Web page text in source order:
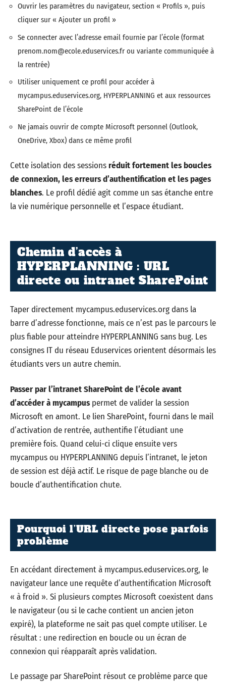
Ouvrir les paramètres du navigateur, section « Profils », puis
cliquer sur « Ajouter un profil »
Se connecter avec l’adresse email fournie par l’école (format
prenom.nom@ecole.eduservices.fr ou variante communiquée à
la rentrée)
Utiliser uniquement ce profil pour accéder à
mycampus.eduservices.org, HYPERPLANNING et aux ressources
SharePoint de l’école
Ne jamais ouvrir de compte Microsoft personnel (Outlook,
OneDrive, Xbox) dans ce même profil
Cette isolation des sessionsréduit fortement les boucles
de connexion, les erreurs d’authentification et les pages
blanches. Le profil dédié agit comme un sas étanche entre
la vie numérique personnelle et l’espace étudiant.
Chemin d’accès à
HYPERPLANNING : URL
directe ou intranet SharePoint
Taper directement mycampus.eduservices.org dans la
barre d’adresse fonctionne, mais ce n’est pas le parcours le
plus fiable pour atteindre HYPERPLANNING sans bug. Les
consignes IT du réseau Eduservices orientent désormais les
étudiants vers un autre chemin.
Passer par l’intranet SharePoint de l’école avant
d’accéder à mycampuspermet de valider la session
Microsoft en amont. Le lien SharePoint, fourni dans le mail
d’activation de rentrée, authentifie l’étudiant une
première fois. Quand celui-ci clique ensuite vers
mycampus ou HYPERPLANNING depuis l’intranet, le jeton
de session est déjà actif. Le risque de page blanche ou de
boucle d’authentification chute.
Pourquoi l’URL directe pose parfois
problème
En accédant directement à mycampus.eduservices.org, le
navigateur lance une requête d’authentification Microsoft
« à froid ». Si plusieurs comptes Microsoft coexistent dans
le navigateur (ou si le cache contient un ancien jeton
expiré), la plateforme ne sait pas quel compte utiliser. Le
résultat : une redirection en boucle ou un écran de
connexion qui réapparaît après validation.
Le passage par SharePoint résout ce problème parce que